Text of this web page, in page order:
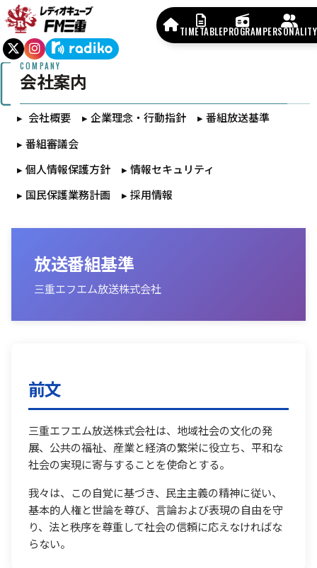
TIMETABLEPROGRAMPERSONALITY
COMPANY
会社案内
会社概要 企業理念・行動指針
番組放送基準
番組審議会
個人情報保護方針
情報セキュリティ
国民保護業務計画
採用情報
放送番組基準
三重エフエム放送株式会社
前文
三重エフエム放送株式会社は、地域社会の文化の発
展、公共の福祉、産業と経済の繁栄に役立ち、平和な
社会の実現に寄与することを使命とする。
我々は、この自覚に基づき、民主主義の精神に従い、
基本的人権と世論を尊び、言論および表現の自由を守
り、法と秩序を尊重して社会の信頼に応えなければな
らない。